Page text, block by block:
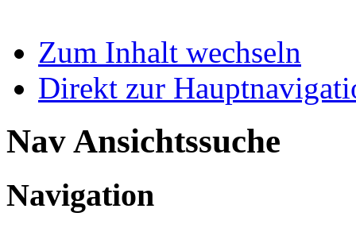
Zum Inhalt wechseln
Direkt zur
Nav Ansichtssuche
Navigation